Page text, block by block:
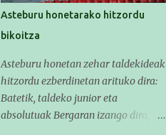
igerilari aritu ziren. Denboraldiari
taldekideek. Ohikoa den bezela,
garai honetan entrenamendua da
jardueraren funtsa eta hori alde
batera utzi gabe ekin zioten beti
gogotsu hartzen duten denboraldiko
Asteburu honetarako hitzordu
bikoitza
Asteburu honetan zehar taldekideak
hitzordu ezberdinetan arituko dira:
Batetik, taldeko junior eta
absolutuak Bergaran izango dira,